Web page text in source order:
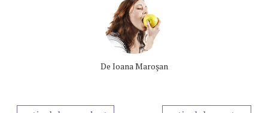
De Ioana Maroşan